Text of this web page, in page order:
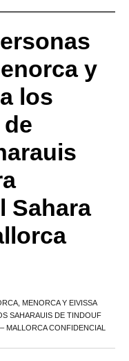
y
los
Sahara
MENORCA Y EIVISSA
SAHARAUIS DE TINDOUF
MALLORCA CONFIDENCIAL